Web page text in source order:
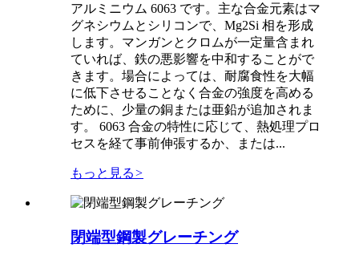
アルミニウム 6063 です。主な合金元素はマ
グネシウムとシリコンで、Mg2Si 相を形成
します。マンガンとクロムが一定量含まれ
ていれば、鉄の悪影響を中和することがで
きます。場合によっては、耐腐食性を大幅
に低下させることなく合金の強度を高める
ために、少量の銅または亜鉛が追加されま
す。 6063 合金の特性に応じて、熱処理プロ
セスを経て事前伸張するか、または...
もっと見る>
閉端型鋼製グレーチング